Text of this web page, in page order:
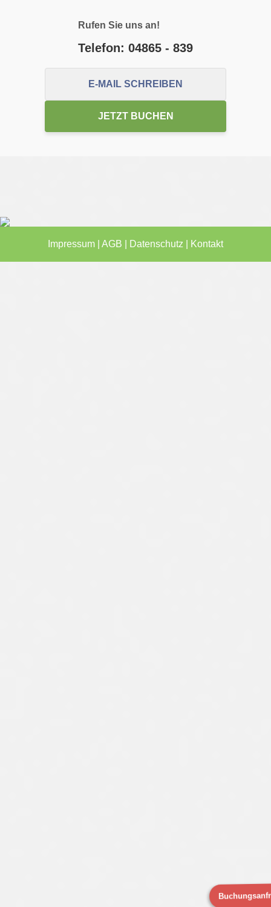
Rufen Sie uns an!
Telefon: 04865 - 839
E-MAIL SCHREIBEN
JETZT BUCHEN
Impressum AGB Datenschutz Kontakt